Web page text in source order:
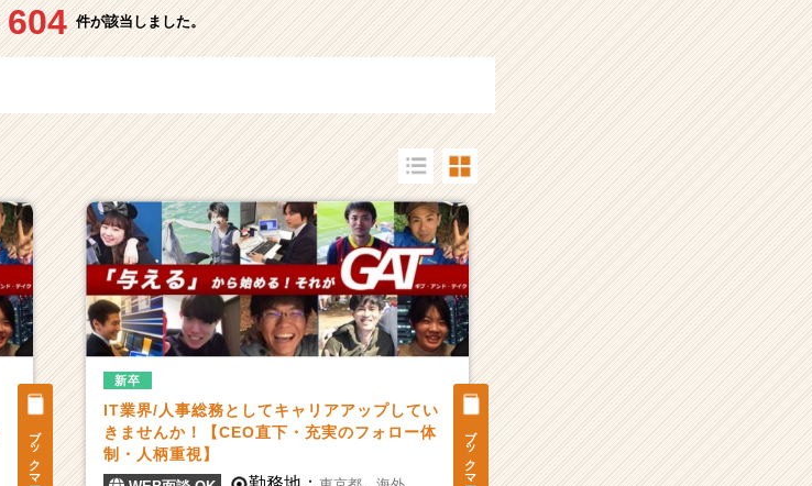
604 件が該当しました。
ブックマーク ブックマーク
新卒
IT業界/人事総務としてキャリアアップしてい
きませんか！【CEO直下・充実のフォロー体
制・人柄重視】